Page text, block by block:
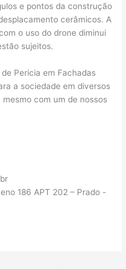
e pontos da construção
cerâmicos. A
o uso do drone diminui
sujeitos.
Pericia em Fachadas
a sociedade em diversos
com um de nossos
186 APT 202 – Prado -